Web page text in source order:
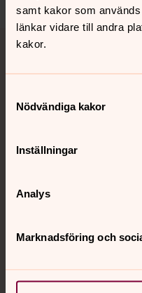
samt kakor som
länkar vidare till andra
kakor.
Nödvändiga kakor
Inställningar
Analys
Marknadsföring och
Tillbaka till toppen
Tillbaka till innehållet
Kontakt
Kalender